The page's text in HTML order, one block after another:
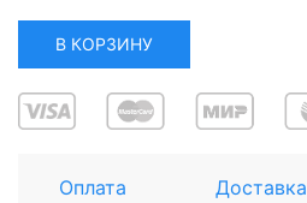
В КОРЗИНУ
Оплата Доставка